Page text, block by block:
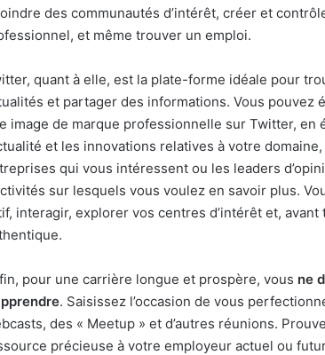
des communautés d’intérêt, créer et
et même trouver un emploi.
quant à elle, est la plate-forme idéale pour
et partager des informations. Vous pouvez
image de marque professionnelle sur Twitter, en
et les innovations relatives à votre
qui vous intéressent ou les leaders
sur lesquels vous voulez en savoir plus.
interagir, explorer vos centres d’intérêt et,
pour une carrière longue et prospère, vous ne
. Saisissez l’occasion de vous
des « Meetup » et d’autres réunions.
précieuse à votre employeur actuel ou